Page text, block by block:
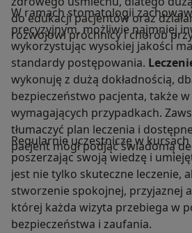
do edukacji pacjentów oraz
rozwojowi próchnicy i chorób
W ramach stomatologii
precyzyjnym, możliwie najmniej
wykorzystując wysokiej jakości
standardy postępowania.
wykonuję z dużą dokładnością,
bezpieczeństwo pacjenta, także
wymagających przypadkach.
tłumaczyć plan leczenia i
pacjent mógł podjąć świadomą
Regularnie uczestniczę w
poszerzając swoją wiedzę i
jest nie tylko skuteczne leczenie,
stworzenie spokojnej, przyjaznej
której każda wizyta przebiega w
bezpieczeństwa i zaufania.